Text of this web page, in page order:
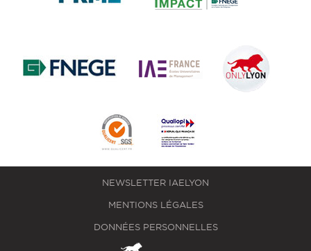
NEWSLETTER IAELYON
MENTIONS LÉGALES
DONNÉES PERSONNELLES